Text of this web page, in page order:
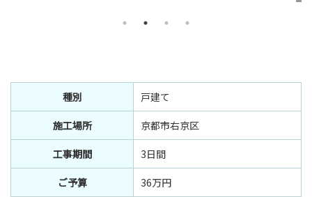
種別 戸建て
施工場所 京都市右京区
工事期間 3日間
ご予算 36万円